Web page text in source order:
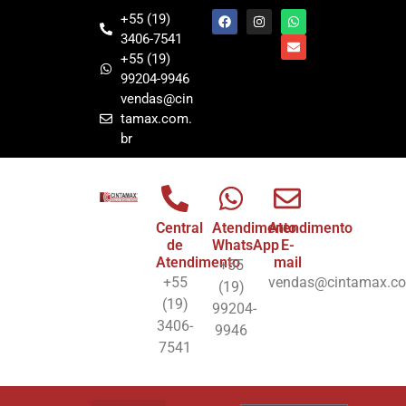
+55 (19)
3406-7541
+55 (19)
99204-9946
vendas@cin
tamax.com.
br
Central
de
Atendimento
+55
(19)
3406-
7541
Atendimento
WhatsApp
+55
(19)
99204-
9946
Atendimento
E-
mail